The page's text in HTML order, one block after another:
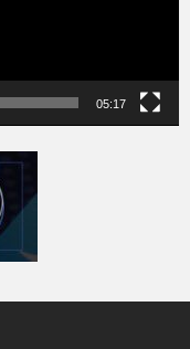
05:17